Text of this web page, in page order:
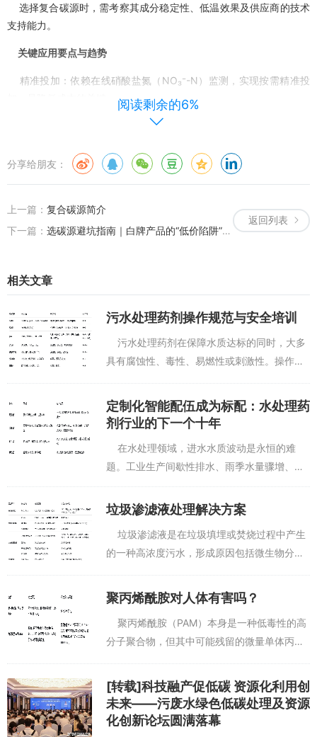
选择复合碳源时，需考察其成分稳定性、低温效果及供应商的技术
支持能力。
关键应用要点与趋势
精准投加：依赖在线硝酸盐氮（NO₃⁻-N）监测，实现按需精准投
协同利用：探索利用厂内碳源（如初沉池发酵上清液）是重要趋
过量的危害：碳源投加过量不仅浪费，更可能导致出水COD超标、
污泥膨胀、富营养化等问题。
总结来说，碳源是激活污水生化处理的“燃料”。乙酸钠因其高效、
安全、快捷成为当前高标准下的主流选择；甲醇在管理完善的大型厂
阅读剩余的6%
分享给朋友：
返回列表
上一篇： 复合碳源简介
下一篇： 选碳源避坑指南｜白牌产品的“低价陷阱”：实测数据告诉你真相
相关文章
污水处理药剂操作规范与安全培训
污水处理药剂在保障水质达标的同时，大多
具有腐蚀性、毒性、易燃性或刺激性。操作不
设备损坏甚至安全事故。因此，建立系统的操
作规范与安全培...
定制化智能配伍成为标配：水处理药
剂行业的下一个十年
在水处理领域，进水水质波动是永恒的难
题。工业生产间歇性排水、雨季水量骤增、上
游企业违规排放……这些不可控因素导致污水
处理厂的进水COD、氨氮、总氮等关键指标频
垃圾渗滤液处理解决方案
垃圾渗滤液是在垃圾填埋或焚烧过程中产生
的一种高浓度污水，形成原因包括微生物分
氧量（COD）可能超过23000mg/L，氨氮浓
度一般在...
聚丙烯酰胺对人体有害吗？
聚丙烯酰胺（PAM）本身是一种低毒性的高
分子聚合物，但其中可能残留的微量单体丙烯
癌性。因此，其安全性完全取决于产品质量
（单体残留量...
[转载]科技融产促低碳 资源化利用创
未来——污废水绿色低碳处理及资源
化创新论坛圆满落幕